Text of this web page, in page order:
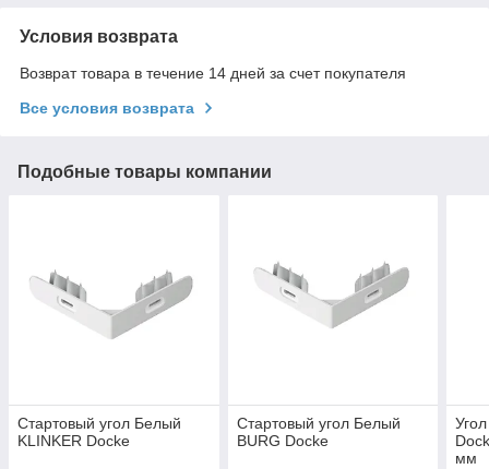
Условия возврата
Возврат товара в течение 14 дней за счет покупателя
Все условия возврата
Подобные товары компании
Стартовый угол Белый
KLINKER Docke
Стартовый угол Белый
BURG Docke
мм